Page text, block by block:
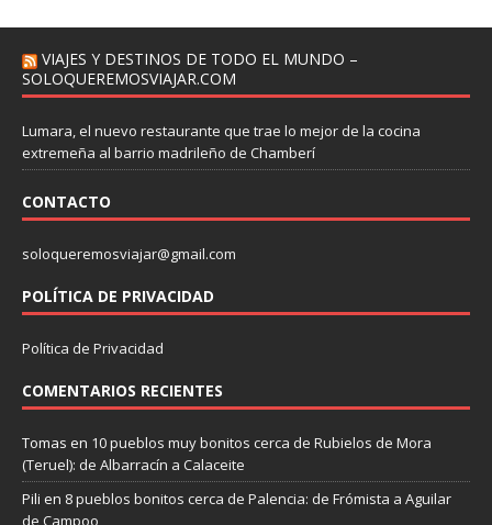
VIAJES Y DESTINOS DE TODO EL MUNDO –
SOLOQUEREMOSVIAJAR.COM
Lumara, el nuevo restaurante que trae lo mejor de la cocina
extremeña al barrio madrileño de Chamberí
CONTACTO
soloqueremosviajar@gmail.com
POLÍTICA DE PRIVACIDAD
Política de Privacidad
COMENTARIOS RECIENTES
Tomas en 10 pueblos muy bonitos cerca de Rubielos de Mora
(Teruel): de Albarracín a Calaceite
Pili en 8 pueblos bonitos cerca de Palencia: de Frómista a Aguilar